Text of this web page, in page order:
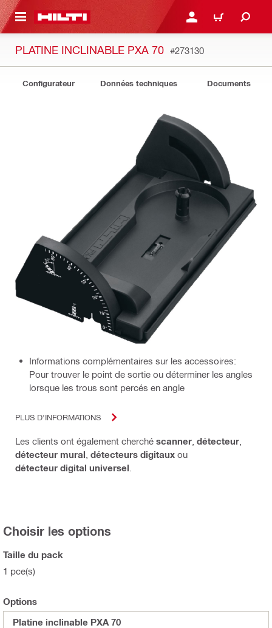
CONTENT CONNEXION OU
PANIER
PLATINE INCLINABLE PXA 70 #273130
Configurateur Données techniques Documents
Informations complémentaires sur les accessoires:
Pour trouver le point de sortie ou déterminer les angles
lorsque les trous sont percés en angle
PLUS D'INFORMATIONS
Les clients ont également cherché scanner détecteur
détecteur mural détecteurs digitaux ou
détecteur digital universel
Choisir les options
Taille du pack
1 pce(s)
Options
Platine inclinable PXA 70